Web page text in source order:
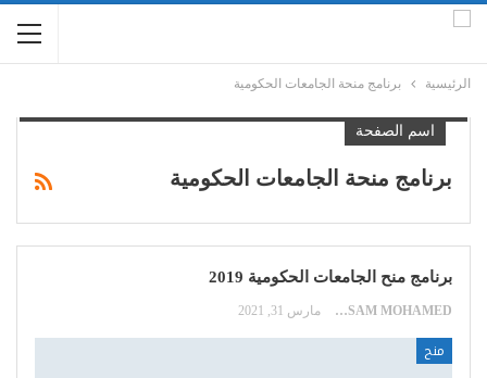
الرئيسية برنامج منحة الجامعات الحكومية
اسم الصفحة
برنامج منحة الجامعات الحكومية
برنامج منح الجامعات الحكومية 2019
HOSSAM MOHAMED مارس 31, 2021
منح